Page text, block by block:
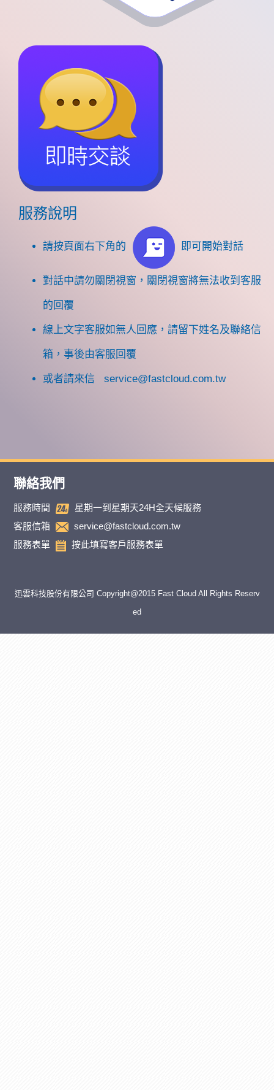
服務說明
請按頁面右下角的 即可開始對話
對話中請勿關閉視窗，關閉視窗將無法收到客服
的回覆
線上文字客服如無人回應，請留下姓名及聯絡信
箱，事後由客服回覆
或者請來信 service@fastcloud.com.tw
聯絡我們
服務時間
星期一到星期天24H全天候服務
客服信箱
service@fastcloud.com.tw
服務表單
按此填寫客戶服務表單
迅雲科技股份有限公司 Copyright@2015 Fast Cloud All Rights Reserv
ed